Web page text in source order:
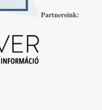
Partnereink: